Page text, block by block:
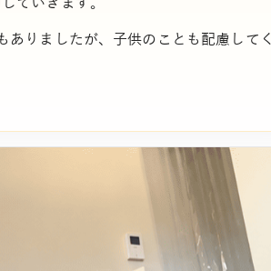
りましたが、子供のことも配慮してく